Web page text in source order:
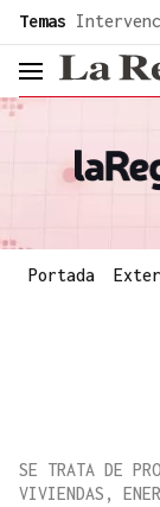
common.go-to-
Temas
Portada
SE TRATA DE
VIVIENDAS,